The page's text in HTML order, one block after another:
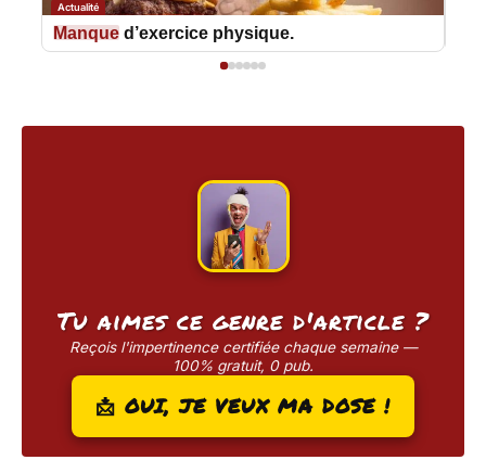
Actualité
Manque d’exercice physique.
Tu aimes ce genre d'article ?
Reçois l'impertinence certifiée chaque semaine —
100% gratuit, 0 pub.
📩 OUI, JE VEUX MA DOSE !